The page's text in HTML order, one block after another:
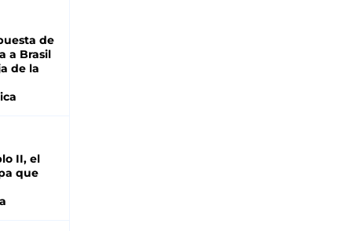
de
a Brasil
de la
II, el
que